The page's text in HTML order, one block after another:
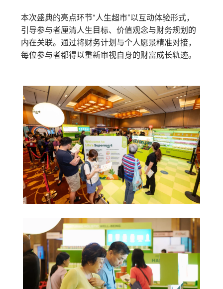
本次盛典的亮点环节“人生超市”以互动体验形式，
引导参与者厘清人生目标、价值观念与财务规划的
内在关联。通过将财务计划与个人愿景精准对接，
每位参与者都得以重新审视自身的财富成长轨迹。